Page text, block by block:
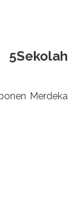
Merdeka